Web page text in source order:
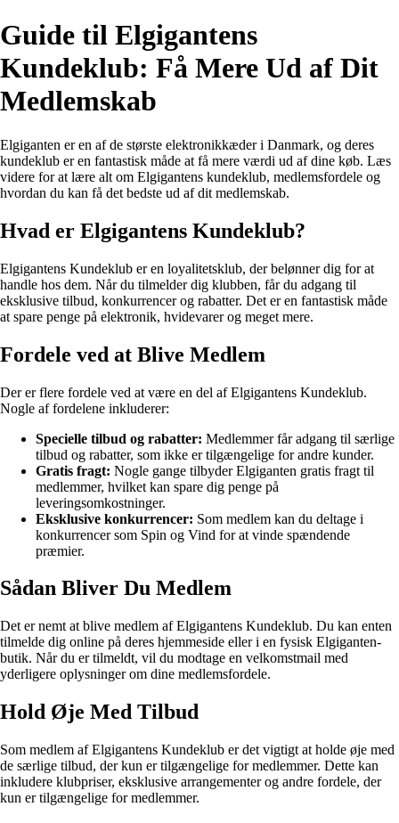
Guide til Elgigantens
Kundeklub: Få Mere Ud af Dit
Medlemskab
Elgiganten er en af de største elektronikkæder i Danmark, og deres
kundeklub er en fantastisk måde at få mere værdi ud af dine køb. Læs
videre for at lære alt om Elgigantens kundeklub, medlemsfordele og
hvordan du kan få det bedste ud af dit medlemskab.
Hvad er Elgigantens Kundeklub?
Elgigantens Kundeklub er en loyalitetsklub, der belønner dig for at
handle hos dem. Når du tilmelder dig klubben, får du adgang til
eksklusive tilbud, konkurrencer og rabatter. Det er en fantastisk måde
at spare penge på elektronik, hvidevarer og meget mere.
Fordele ved at Blive Medlem
Der er flere fordele ved at være en del af Elgigantens Kundeklub.
Nogle af fordelene inkluderer:
Specielle tilbud og rabatter: Medlemmer får adgang til særlige
tilbud og rabatter, som ikke er tilgængelige for andre kunder.
Gratis fragt: Nogle gange tilbyder Elgiganten gratis fragt til
medlemmer, hvilket kan spare dig penge på
leveringsomkostninger.
Eksklusive konkurrencer: Som medlem kan du deltage i
konkurrencer som Spin og Vind for at vinde spændende
præmier.
Sådan Bliver Du Medlem
Det er nemt at blive medlem af Elgigantens Kundeklub. Du kan enten
tilmelde dig online på deres hjemmeside eller i en fysisk Elgiganten-
butik. Når du er tilmeldt, vil du modtage en velkomstmail med
yderligere oplysninger om dine medlemsfordele.
Hold Øje Med Tilbud
Som medlem af Elgigantens Kundeklub er det vigtigt at holde øje med
de særlige tilbud, der kun er tilgængelige for medlemmer. Dette kan
inkludere klubpriser, eksklusive arrangementer og andre fordele, der
kun er tilgængelige for medlemmer.